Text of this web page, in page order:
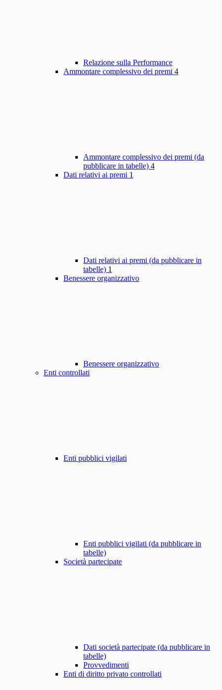
Relazione sulla Performance
Ammontare complessivo dei premi 4
Ammontare complessivo dei premi (da
pubblicare in tabelle) 4
Dati relativi ai premi 1
Dati relativi ai premi (da pubblicare in
tabelle) 1
Benessere organizzativo
Benessere organizzativo
Enti controllati
Enti pubblici vigilati
Enti pubblici vigilati (da pubblicare in
tabelle)
Società partecipate
Dati società partecipate (da pubblicare in
tabelle)
Provvedimenti
Enti di diritto privato controllati